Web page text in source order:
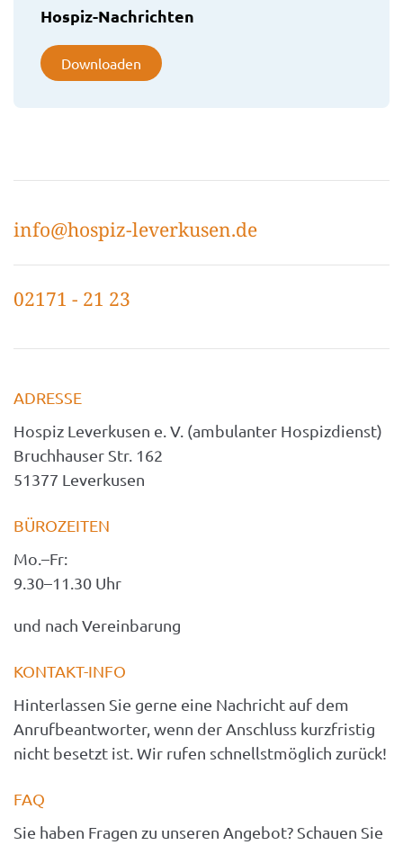
Hospiz-Nachrichten
Downloaden
info@hospiz-leverkusen.de
02171 - 21 23
ADRESSE
Hospiz Leverkusen e. V. (ambulanter Hospizdienst)
Bruchhauser Str. 162
51377 Leverkusen
BÜROZEITEN
Mo.–Fr:
9.30–11.30 Uhr
und nach Vereinbarung
KONTAKT-INFO
Hinterlassen Sie gerne eine Nachricht auf dem
Anrufbeantworter, wenn der Anschluss kurzfristig
nicht besetzt ist. Wir rufen schnellstmöglich zurück!
FAQ
Sie haben Fragen zu unseren Angebot? Schauen Sie